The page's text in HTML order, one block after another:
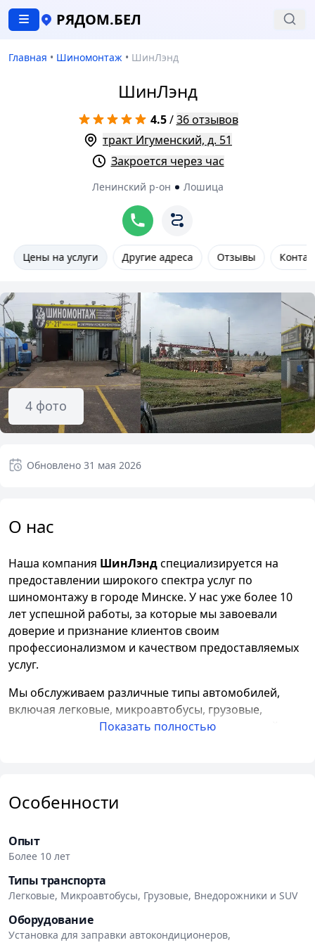
РЯДОМ.БЕЛ
Главная • Шиномонтаж • ШинЛэнд
ШинЛэнд
4.5/36 отзывов
тракт Игуменский, д. 51
Закроется через час
Ленинский р-он Лошица
Цены на услуги Другие адреса Отзывы
4 фото
Обновлено 31 мая 2026
О нас
Наша компания ШинЛэндспециализируется на
предоставлении широкого спектра услуг по
шиномонтажу в городе Минске. У нас уже более 10
лет успешной работы, за которые мы завоевали
доверие и признание клиентов своим
профессионализмом и качеством предоставляемых
услуг.
Мы обслуживаем различные типы автомобилей,
включая легковые, микроавтобусы, грузовые,
внедорожники и SUV. Независимо от того, какой
используем современное оборудование от ведущих
Sicam, Sivik, Nitromac, Wurth. Благодаря этому мы
гарантируем высокое качество и безопасность
выполняемых услуг.
Наши специалисты имеют высокую квалификацию и
опыт работы в данной области. Они готовы помочь
вам с переобувкой шин, балансировкой колес,
Показать полностью
Особенности
Опыт
Более 10 лет
Типы транспорта
Легковые, Микроавтобусы, Грузовые, Внедорожники и SUV
Оборудование
Установка для заправки автокондиционеров,